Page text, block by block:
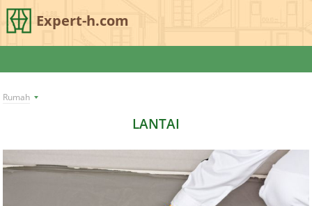
Expert-h.com
Rumah
LANTAI